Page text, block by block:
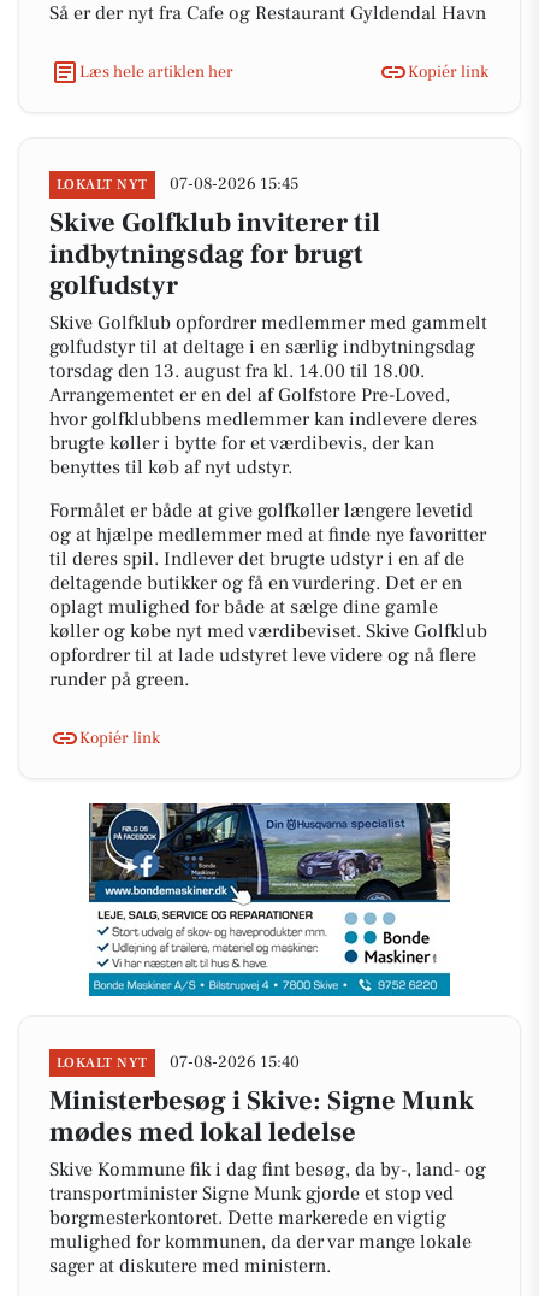
Så er der nyt fra Cafe og Restaurant Gyldendal Havn
Læs hele artiklen her Kopiér link
LOKALT NYT 07-08-2026 15:45
Skive Golfklub inviterer til
indbytningsdag for brugt
golfudstyr
Skive Golfklub opfordrer medlemmer med gammelt
golfudstyr til at deltage i en særlig indbytningsdag
torsdag den 13. august fra kl. 14.00 til 18.00.
Arrangementet er en del af Golfstore Pre-Loved,
hvor golfklubbens medlemmer kan indlevere deres
brugte køller i bytte for et værdibevis, der kan
benyttes til køb af nyt udstyr.
Formålet er både at give golfkøller længere levetid
og at hjælpe medlemmer med at finde nye favoritter
til deres spil. Indlever det brugte udstyr i en af de
deltagende butikker og få en vurdering. Det er en
oplagt mulighed for både at sælge dine gamle
køller og købe nyt med værdibeviset. Skive Golfklub
opfordrer til at lade udstyret leve videre og nå flere
runder på green.
Kopiér link
LOKALT NYT 07-08-2026 15:40
Ministerbesøg i Skive: Signe Munk
mødes med lokal ledelse
Skive Kommune fik i dag fint besøg, da by-, land- og
transportminister Signe Munk gjorde et stop ved
borgmesterkontoret. Dette markerede en vigtig
mulighed for kommunen, da der var mange lokale
sager at diskutere med ministern.